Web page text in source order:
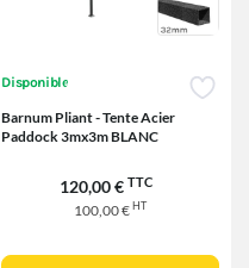
Disponible
Barnum Pliant - Tente Acier
Paddock 3mx3m BLANC
120,00 € TTC
100,00 €HT